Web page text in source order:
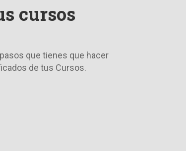
cursos
que tienes que hacer
de tus Cursos.